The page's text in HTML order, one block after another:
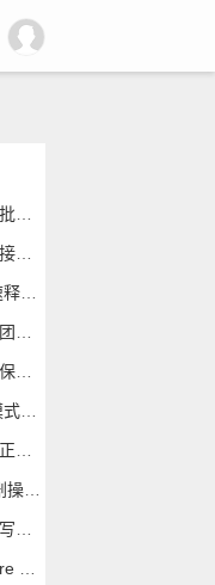
持
钱
告
佣
告
！
这篇
收
业